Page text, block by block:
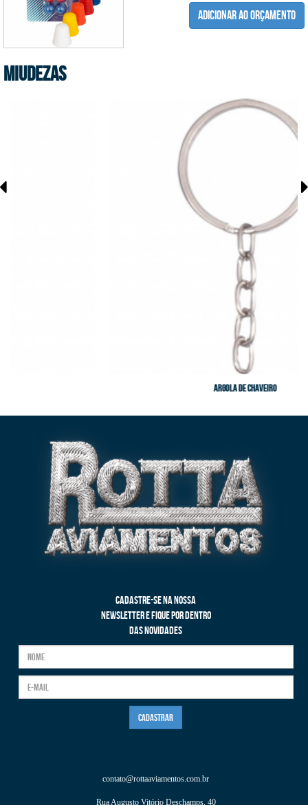
ADICIONAR AO ORÇAMENTO
Miudezas
CADASTRE-SE NA NOSSA
NEWSLETTER E FIQUE POR DENTRO
DAS NOVIDADES
contato@rottaaviamentos.com.br
Rua Augusto Vitório Deschamps, 40